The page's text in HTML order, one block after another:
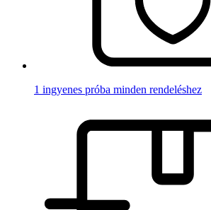
1 ingyenes próba minden rendeléshez